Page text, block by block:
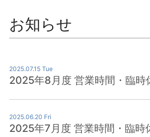
お知らせ
2025.07.15 Tue
2025年8月度 営業時間・臨時
2025.06.20 Fri
2025年7月度 営業時間・臨時